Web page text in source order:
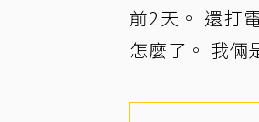
前2天。 還打
怎麼了。 我倆